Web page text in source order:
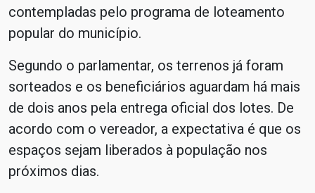
contempladas pelo programa de loteamento
popular do município.
Segundo o parlamentar, os terrenos já foram
sorteados e os beneficiários aguardam há mais
de dois anos pela entrega oficial dos lotes. De
acordo com o vereador, a expectativa é que os
espaços sejam liberados à população nos
próximos dias.